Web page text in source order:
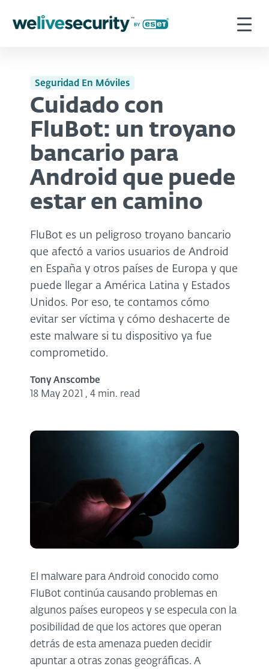
Seguridad En Móviles
Cuidado con
FluBot: un troyano
bancario para
Android que puede
estar en camino
FluBot es un peligroso troyano bancario
que afectó a varios usuarios de Android
en España y otros países de Europa y que
puede llegar a América Latina y Estados
Unidos. Por eso, te contamos cómo
evitar ser víctima y cómo deshacerte de
este malware si tu dispositivo ya fue
comprometido.
Tony Anscombe
18 May 2021 , 4 min. read
El malware para Android conocido como
FluBot continúa causando problemas en
algunos países europeos y se especula con la
posibilidad de que los actores que operan
detrás de esta amenaza pueden decidir
apuntar a otras zonas geográficas. A